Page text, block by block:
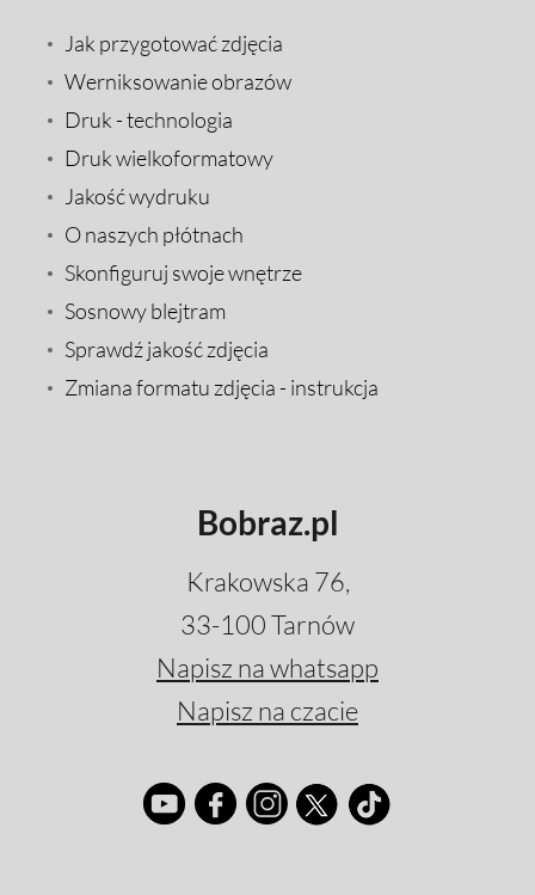
Jak przygotować zdjęcia
Werniksowanie obrazów
Druk - technologia
Druk wielkoformatowy
Jakość wydruku
O naszych płótnach
Skonfiguruj swoje wnętrze
Sosnowy blejtram
Sprawdź jakość zdjęcia
Zmiana formatu zdjęcia - instrukcja
Bobraz.pl
Krakowska 76,
33-100 Tarnów
Napisz na whatsapp
Napisz na czacie